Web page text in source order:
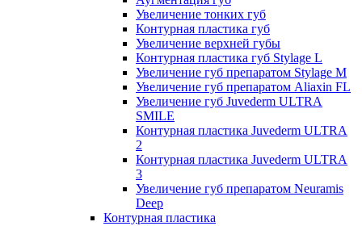
Увеличение тонких губ
Контурная пластика губ
Увеличение верхней губы
Контурная пластика губ Stylage L
Увеличение губ препаратом Stylage M
Увеличение губ препаратом Aliaxin FL
Увеличение губ Juvederm ULTRA
SMILE
Контурная пластика Juvederm ULTRA
2
Контурная пластика Juvederm ULTRA
3
Увеличение губ препаратом Neuramis
Deep
Контурная пластика